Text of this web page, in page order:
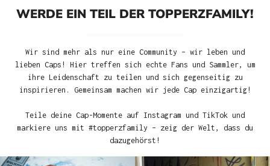
WERDE EIN TEIL DER TOPPERZFAMILY!
Wir sind mehr als nur eine Community – wir leben und
lieben Caps! Hier treffen sich echte Fans und Sammler, um
ihre Leidenschaft zu teilen und sich gegenseitig zu
inspirieren. Gemeinsam machen wir jede Cap einzigartig!
Teile deine Cap-Momente auf Instagram und TikTok und
markiere uns mit #topperzfamily – zeig der Welt, dass du
dazugehörst!